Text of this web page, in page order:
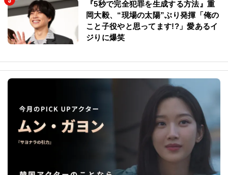
『5秒で完全犯罪を生成する方法』重
岡大毅、“現場の太陽”ぶり発揮「俺の
こと子役やと思ってます!?」愛あるイ
ジりに爆笑